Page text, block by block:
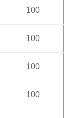
100
100
100
100